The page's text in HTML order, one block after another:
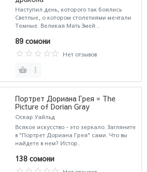
Наступил день, которого так боялись
Светлые, о котором столетиями мечтали
Темные. Великая Мать Змей ..
89 сомони
Нет отзывов
Портрет Дориана Грея = The
Picture of Dorian Gray
Оскар Уайльд
Всякое искусство - это зеркало. Загляните
в "Портрет Дориана Грея" сами. Что вы
найдете в нем? Истор..
138 сомони